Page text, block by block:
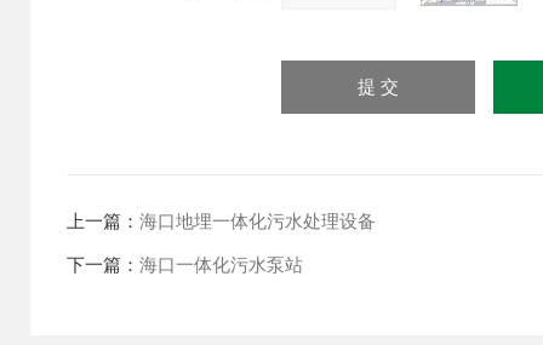
上一篇： 海口地埋一体化污水处理设备
下一篇： 海口一体化污水泵站